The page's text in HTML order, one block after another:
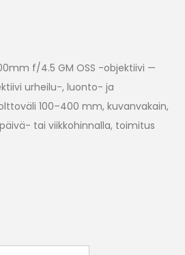
f/4.5 GM OSS -objektiivi —
urheilu-, luonto- ja
100–400 mm, kuvanvakain,
tai viikkohinnalla, toimitus